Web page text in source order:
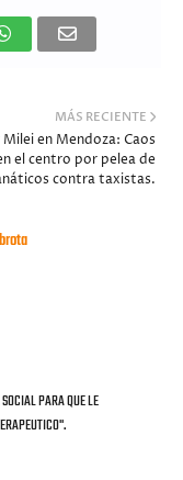
MÁS RECIENTE
Milei en Mendoza: Caos
el centro por pelea de
contra taxistas.
PARA QUE LE